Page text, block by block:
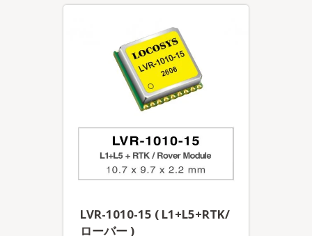
LVR-1010-15 ( L1+L5+RTK/
ローバー )